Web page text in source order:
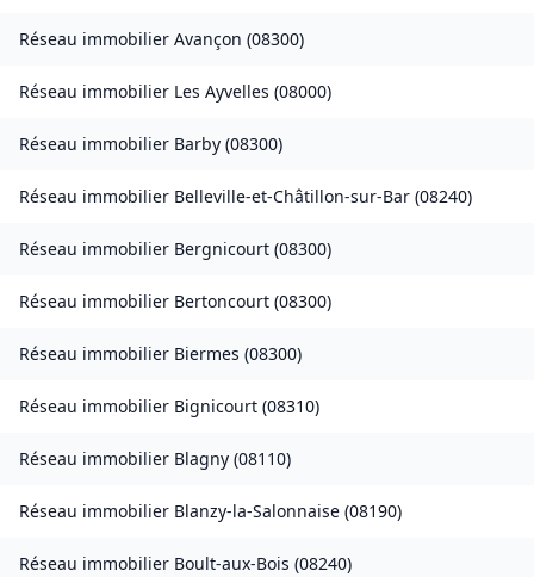
Réseau immobilier Avançon (08300)
Réseau immobilier Les Ayvelles (08000)
Réseau immobilier Barby (08300)
Réseau immobilier Belleville-et-Châtillon-sur-Bar (08240)
Réseau immobilier Bergnicourt (08300)
Réseau immobilier Bertoncourt (08300)
Réseau immobilier Biermes (08300)
Réseau immobilier Bignicourt (08310)
Réseau immobilier Blagny (08110)
Réseau immobilier Blanzy-la-Salonnaise (08190)
Réseau immobilier Boult-aux-Bois (08240)